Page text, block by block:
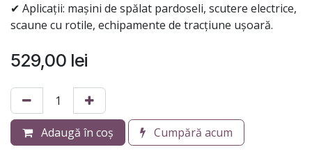
✔ Aplicații: mașini de spălat pardoseli, scutere electrice,
scaune cu rotile, echipamente de tracțiune ușoară.
529,00 lei
Adaugă în coș Cumpără acum